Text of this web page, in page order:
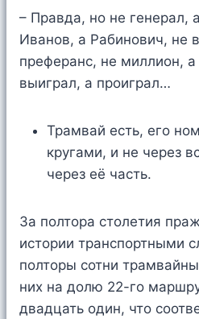
– Правда, но не генерал,
Иванов, а Рабинович, не
преферанс, не миллион, а
выиграл, а проиграл…
Трамвай есть, его
кругами, и не через
через её часть.
За полтора столетия
истории транспортными
полторы сотни
них на долю 22-го
двадцать один, что